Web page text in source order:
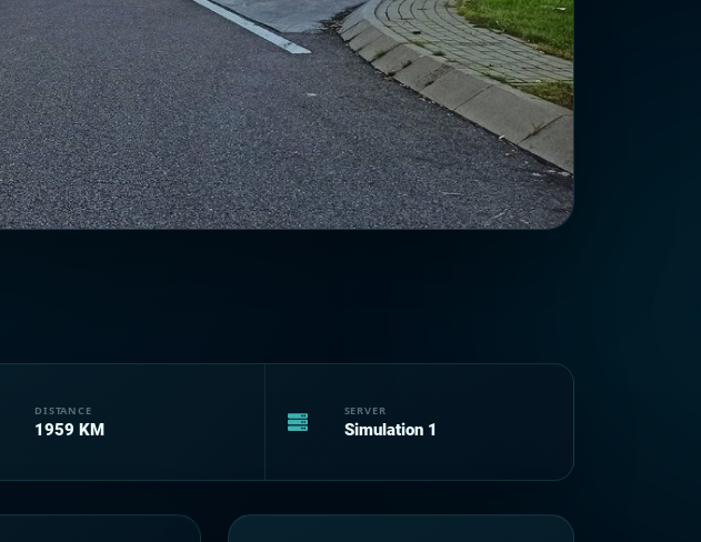
DISTANCE
1959 KM
SERVER
Simulation 1